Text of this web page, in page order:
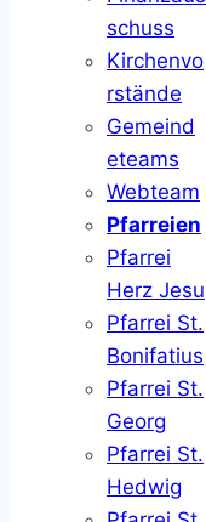
schuss
Kirchenvo
rstände
Gemeind
eteams
Webteam
Pfarreien
Pfarrei
Herz Jesu
Pfarrei St.
Bonifatius
Pfarrei St.
Georg
Pfarrei St.
Hedwig